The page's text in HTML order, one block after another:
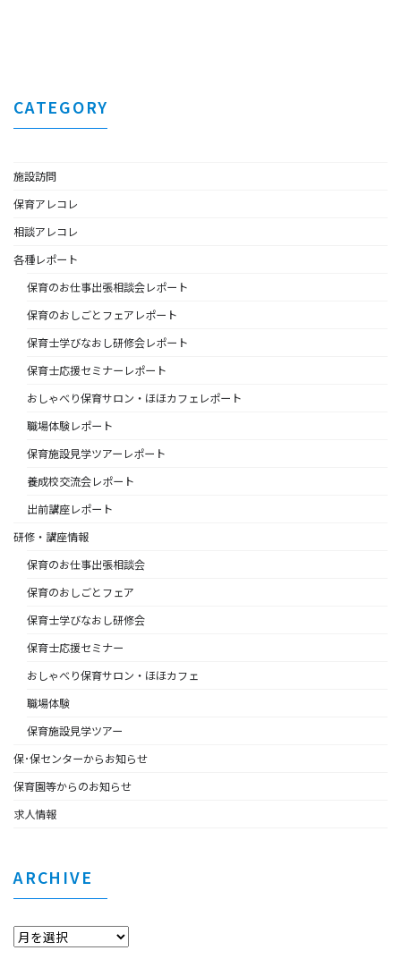
CATEGORY
施設訪問
保育アレコレ
相談アレコレ
各種レポート
保育のお仕事出張相談会レポート
保育のおしごとフェアレポート
保育士学びなおし研修会レポート
保育士応援セミナーレポート
おしゃべり保育サロン・ほほカフェレポート
職場体験レポート
保育施設見学ツアーレポート
養成校交流会レポート
出前講座レポート
研修・講座情報
保育のお仕事出張相談会
保育のおしごとフェア
保育士学びなおし研修会
保育士応援セミナー
おしゃべり保育サロン・ほほカフェ
職場体験
保育施設見学ツアー
保･保センターからお知らせ
保育園等からのお知らせ
求人情報
ARCHIVE